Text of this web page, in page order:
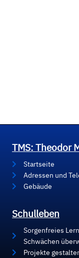
TMS: Theodor
Startseite
Adressen und
Gebäude
Schulleben
Sorgenfreies
Schwächen
Projekte